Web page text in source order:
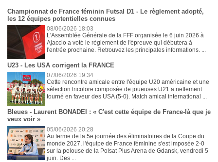
Championnat de France féminin Futsal D1 - Le règlement adopté,
les 12 équipes potentielles connues
08/06/2026 18:03
L'Assemblée Générale de la FFF organisée le 6 juin 2026 à
Ajaccio a voté le règlement de l'épreuve qui débutera à
l'entrée prochaine. Retrouvez les principales informations. ...
U23 - Les USA corrigent la FRANCE
07/06/2026 19:34
Cette rencontre amicale entre l'équipe U20 américaine et une
sélection tricolore composée de joueuses U21 a nettement
tourné en faveur des USA (5-0). Match amical international ...
Bleues - Laurent BONADEI : « C'est cette équipe de France-là que je
veux voir »
05/06/2026 20:28
Au terme de la 5e journée des éliminatoires de la Coupe du
monde 2027, l'équipe de France féminine s'est imposée 2-0
sur la pelouse de la Polsat Plus Arena de Gdansk, vendredi 5
juin. Des ...